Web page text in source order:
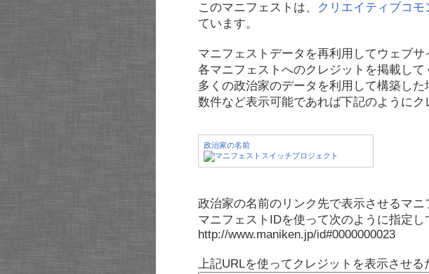
このマニフェストは、 クリエイティブコモ
ています。
マニフェストデータを再利用してウェブサ
各マニフェストへのクレジットを掲載して
多くの政治家のデータを利用して構築し
数件など表示可能であれば下記のようにク
政治家の名前
政治家の名前のリンク先で表示させるマニ
マニフェストIDを使って次のように指定し
http://www.maniken.jp/id#0000000023
上記URLを使ってクレジットを表示させる